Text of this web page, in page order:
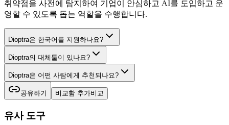
취약점을 사전에 탐지하여 기업이 안심하고 AI를 도입하고 운
영할 수 있도록 돕는 역할을 수행합니다.
Dioptra은 한국어를 지원하나요?
Dioptra의 대체툴이 있나요?
Dioptra은 어떤 사람에게 추천되나요?
공유하기 비교함 추가비교
유사 도구